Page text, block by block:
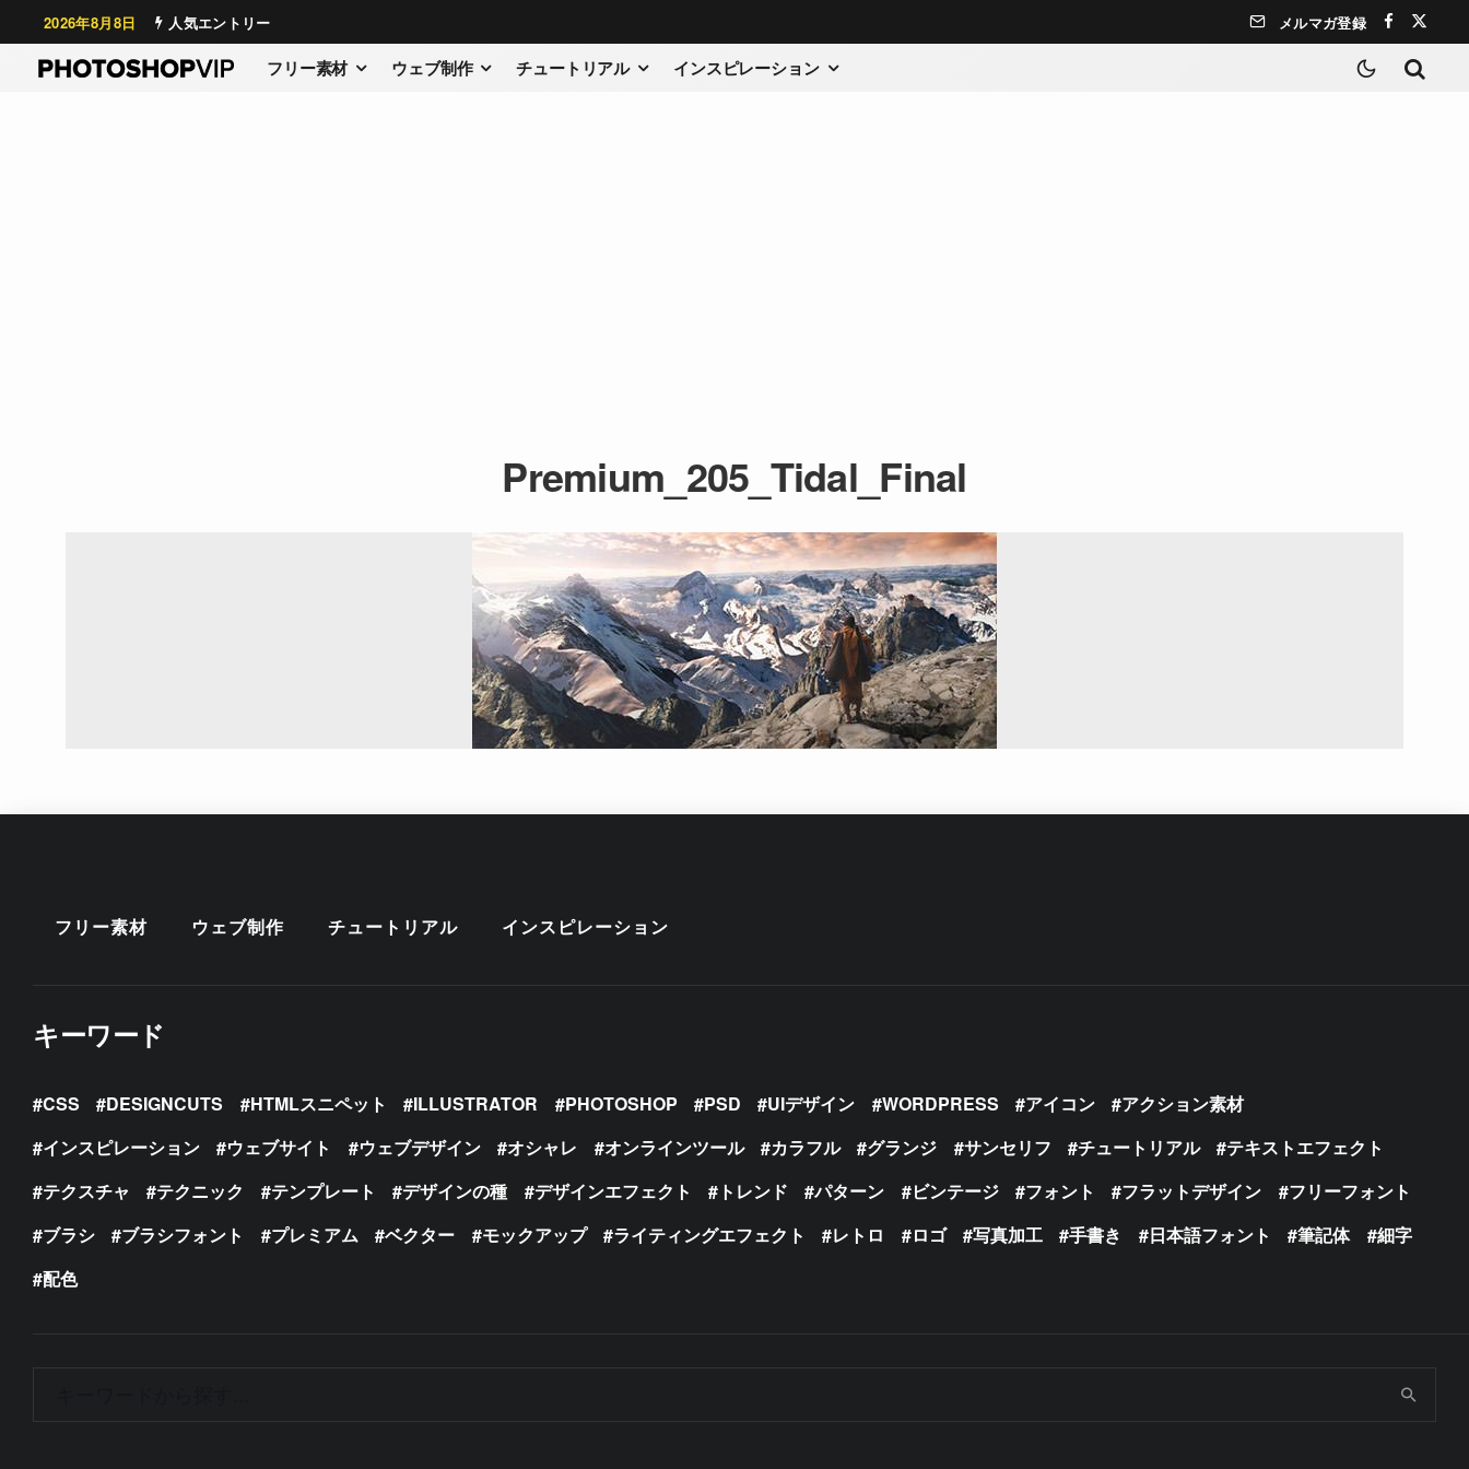
2026年8月8日 人気エントリー メルマガ登録
フリー素材 ウェブ制作 チュートリアル インスピレーション
Premium_205_Tidal_Final
フリー素材 ウェブ制作 チュートリアル インスピレーション
キーワード
CSS DESIGNCUTS HTMLスニペット ILLUSTRATOR PHOTOSHOP PSD UIデザイン WORDPRESS アイコン
アクション素材
インスピレーション
ウェブサイト ウェブデザイン オシャレ オンラインツール カラフル グランジ サンセリフ チュートリアル
テキストエフェクト
テクスチャ
テクニック テンプレート デザインの種 デザインエフェクト トレンド パターン ビンテージ フォント フラットデザイン
フリーフォント
ブラシ
ブラシフォント プレミアム ベクター モックアップ ライティングエフェクト レトロ ロゴ 写真加工 手書き 日本語フォント 筆記体
細字
配色